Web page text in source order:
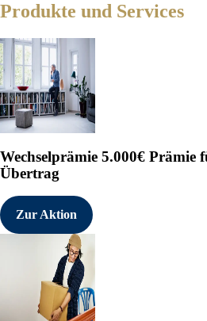
Produkte und Services
Wechselprämie 5.000€ Prämie
Übertrag
Zur Aktion